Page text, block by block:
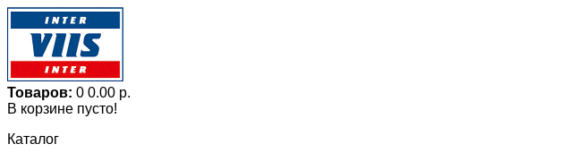
Товаров: 0 0.00 р.
В корзине пусто!
Каталог